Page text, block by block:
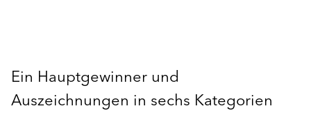
Ein Hauptgewinner und
Auszeichnungen in sechs Kategorien